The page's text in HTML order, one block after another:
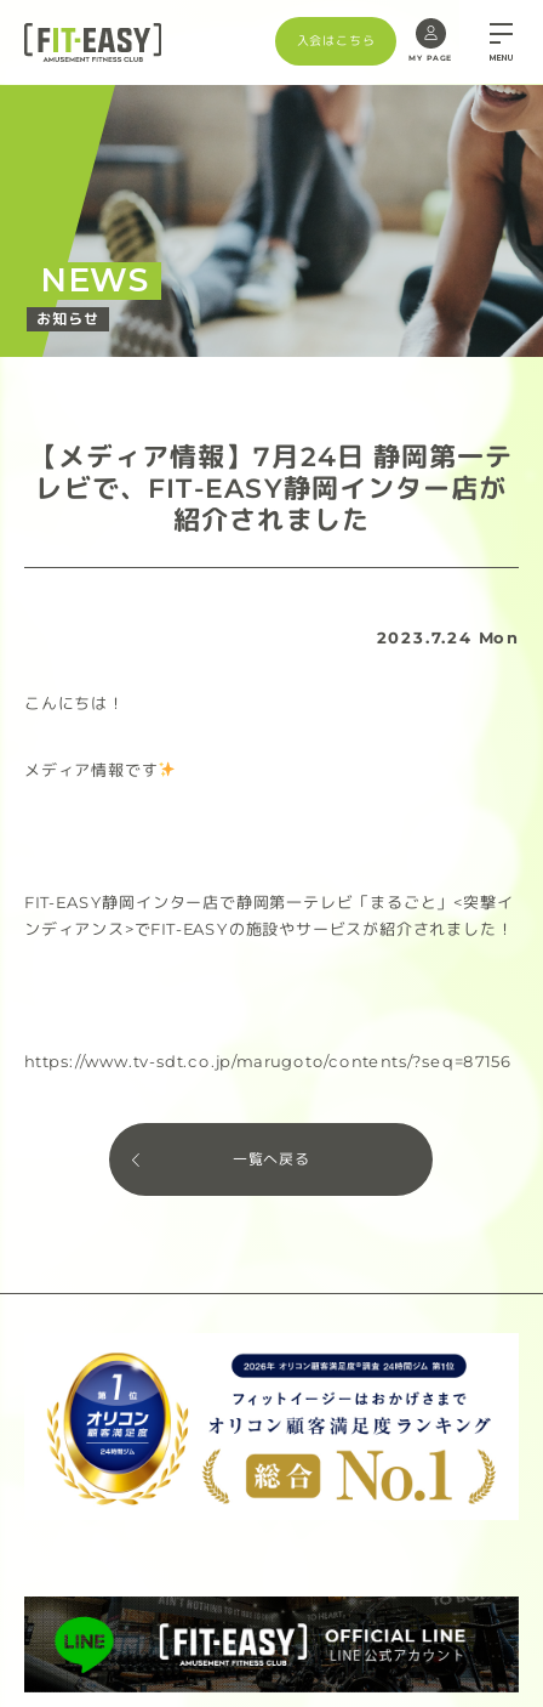
入会はこちら
MY PAGE MENU
NEWS
お知らせ
【メディア情報】7月24日 静岡第一テ
レビで、FIT-EASY静岡インター店が
紹介されました
2023.7.24 Mon
こんにちは！
メディア情報です
FIT-EASY静岡インター店で静岡第一テレビ「まるごと」<突撃イ
ンディアンス>でFIT-EASYの施設やサービスが紹介されました！
https://www.tv-sdt.co.jp/marugoto/contents/?seq=87156
一覧へ戻る